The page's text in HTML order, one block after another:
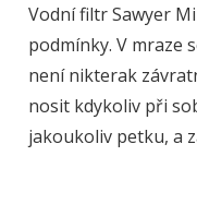
Vodní filtr Sawyer
podmínky. V mraze
není nikterak
nosit kdykoliv při
jakoukoliv petku, a